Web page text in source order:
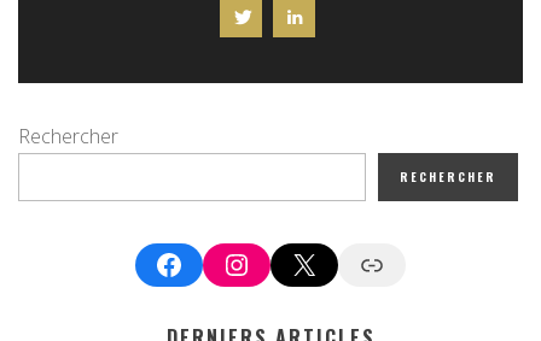
Rechercher
RECHERCHER
FacebookInstagram
X Google News